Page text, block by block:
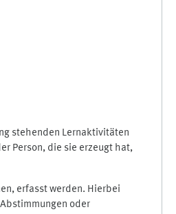
stehenden Lernaktivitäten
Person, die sie erzeugt hat,
erfasst werden. Hierbei
oder